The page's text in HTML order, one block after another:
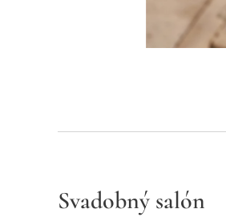
Svadobný salón